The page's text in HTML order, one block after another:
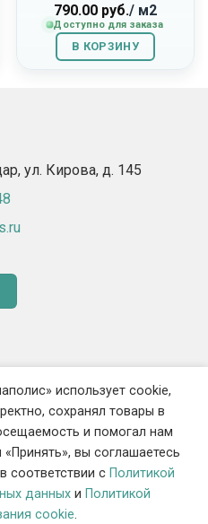
790.00 руб./ м2
Доступно для заказа
В КОРЗИНУ
ул. Кирова, д. 145​
использует cookie,
сохранял товары в
и помогал нам
вы соглашаетесь
соответствии с Политикой
данных и Политикой
cookie.